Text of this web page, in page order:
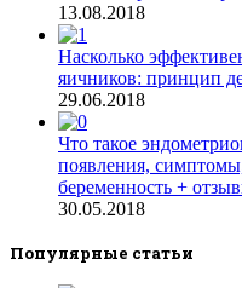
13.08.2018
Насколько
яичников: принцип
29.06.2018
Что такое
появления,
беременность +
30.05.2018
Популярные статьи